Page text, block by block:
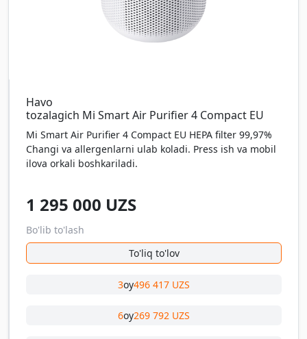
Havo
tozalagich Mi Smart Air Purifier 4 Compact EU
Mi Smart Air Purifier 4 Compact EU HEPA filter 99,97%
Changi va allergenlarni ulab koladi. Press ish va mobil
ilova orkali boshkariladi.
1 295 000 UZS
Bo'lib to'lash
To'liq to'lov
3oy496 417 UZS
6oy269 792 UZS